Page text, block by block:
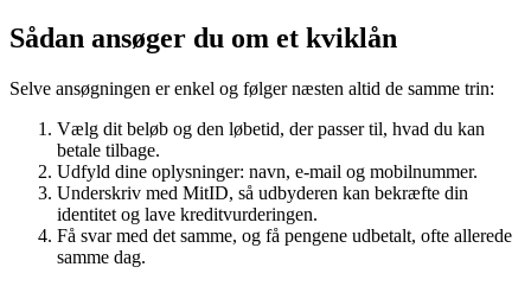
Sådan ansøger du om et kviklån
Selve ansøgningen er enkel og følger næsten altid de samme trin:
Vælg dit beløb og den løbetid, der passer til, hvad du kan
betale tilbage.
Udfyld dine oplysninger: navn, e-mail og mobilnummer.
Underskriv med MitID, så udbyderen kan bekræfte din
identitet og lave kreditvurderingen.
Få svar med det samme, og få pengene udbetalt, ofte allerede
samme dag.